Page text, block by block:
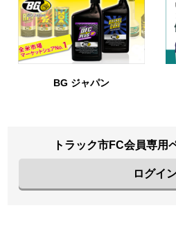
BG ジャパン
トラック市FC会員専用
ログイ